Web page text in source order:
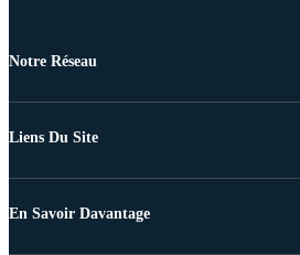
Notre Réseau
Liens Du Site
En Savoir Davantage